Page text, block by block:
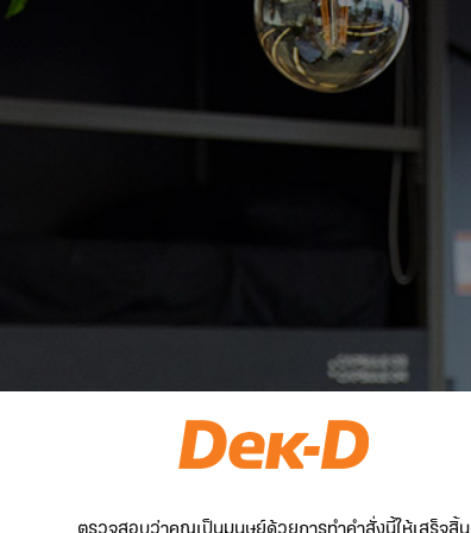
ตรวจสอบว่าคุณเป็นมนุษย์ด้วยการทำคำสั่งนี้ให้เสร็จสิ้น